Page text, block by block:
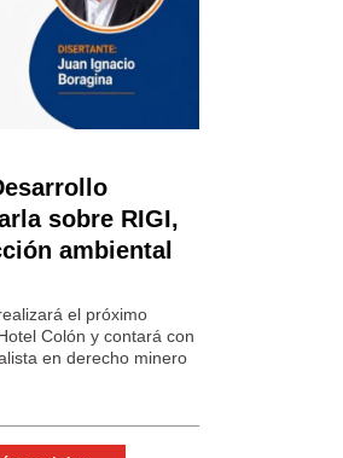
sobre RIGI,
ambiental
el próximo
Colón y contará con
en derecho minero